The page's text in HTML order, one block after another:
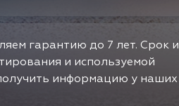
гарантию до 7 лет. Срок и
и используемой
информацию у наших